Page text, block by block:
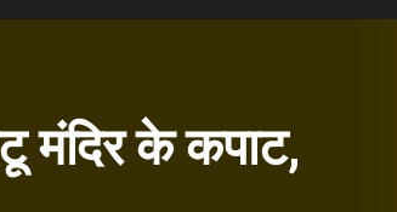
मंदिर के कपाट,